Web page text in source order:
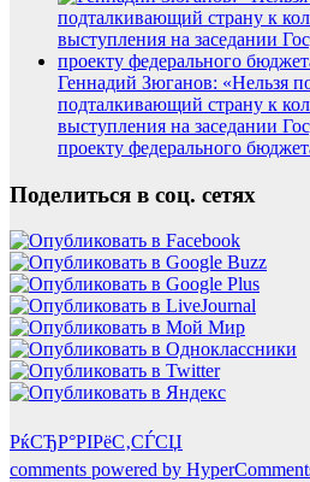
Геннадий Зюганов: «Нельзя
подталкивающий страну к
выступления на заседании
проекту федерального
Поделиться в соц. сетях
РќСЂР°РІРёС‚СЃСЏ
comments powered by